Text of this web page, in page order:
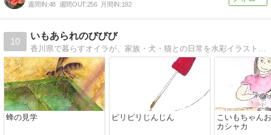
週間IN:48 週間OUT:256 月間IN:192
10
いもあられのびびび
香川県で暮らすオイラが、家族・犬・猫との日常を水彩イラストで綴る絵日記ブログ。子育て、暮らし、地域の,日々びびびな小さな出来事を描いて書いています。
蜂の見学 ピリピリじんじん
こいもちゃん
カシャカ